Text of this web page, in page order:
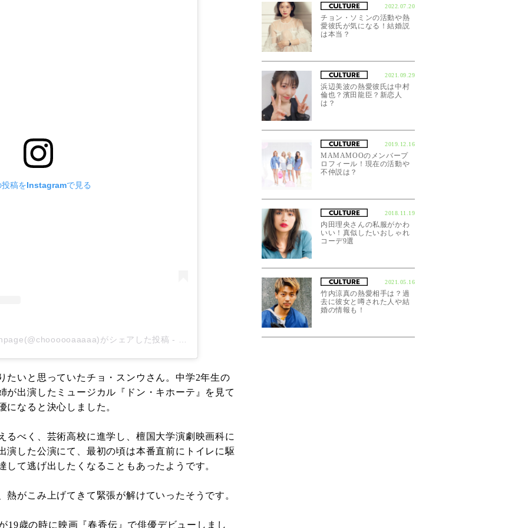
投稿をInstagramで見る
がシェアした投稿 - 2020年 6月月4日午後6時41分PDT
たいと思っていたチョ・スンウさん。中学2年生の
が出演したミュージカル『ドン・キホーテ』を見て
になると決心しました。
るべく、芸術高校に進学し、檀国大学演劇映画科に
演した公演にて、最初の頃は本番直前にトイレに駆
して逃げ出したくなることもあったようです。
熱がこみ上げてきて緊張が解けていったそうです。
19歳の時に映画『春香伝』で俳優デビューしまし
2022.07.20
チョン・ソミンの活動や熱
愛彼氏が気になる！結婚説
は本当？
2021.09.29
浜辺美波の熱愛彼氏は中村
倫也？濱田龍臣？新恋人
は？
2019.12.16
MAMAMOOのメンバープ
ロフィール！現在の活動や
不仲説は？
2018.11.19
内田理央さんの私服がかわ
いい！真似したいおしゃれ
コーデ9選
2021.05.16
竹内涼真の熱愛相手は？過
去に彼女と噂された人や結
婚の情報も！